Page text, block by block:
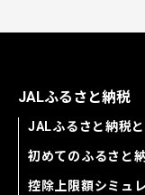
JALふるさと納税
JALふるさと納税
初めてのふるさと
控除上限額シミュ